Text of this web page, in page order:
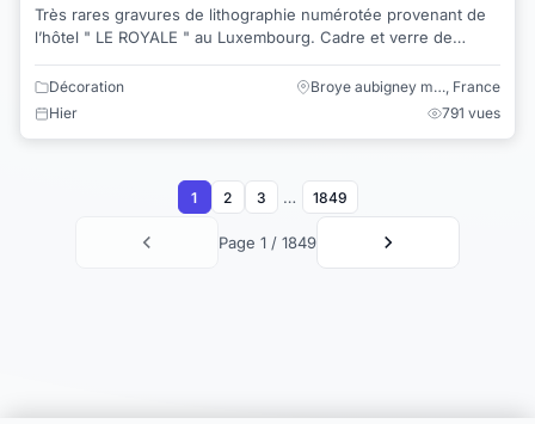
Très rares gravures de lithographie numérotée provenant de
l’hôtel " LE ROYALE " au Luxembourg. Cadre et verre de
Décoration
Broye aubigney m…, France
Hier
791 vues
Page 1 / 1849
1 2 3 … 1849